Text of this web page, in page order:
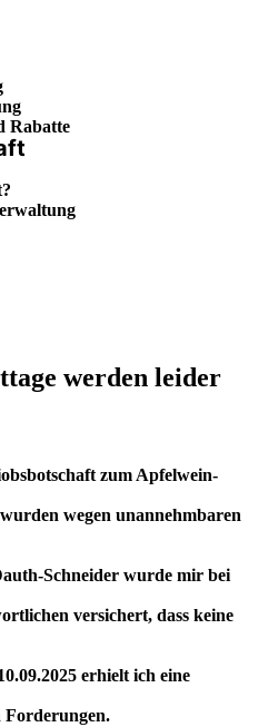
Rabatte
werden leider
zum Apfelwein-
wegen unannehmbaren
Schneider wurde mir bei
versichert, dass keine
erhielt ich eine
Forderungen.